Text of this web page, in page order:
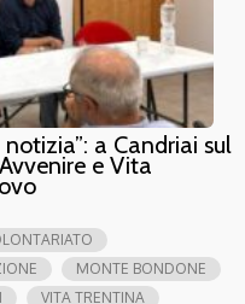
a Candriai sul
e Vita
MONTE BONDONE
VITA TRENTINA